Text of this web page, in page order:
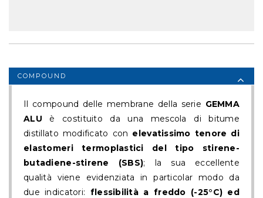
COMPOUND
Il compound delle membrane della serie GEMMA
ALU è costituito da una mescola di bitume
distillato modificato con elevatissimo tenore di
elastomeri termoplastici del tipo stirene-
butadiene-stirene (SBS); la sua eccellente
qualità viene evidenziata in particolar modo da
due indicatori: flessibilità a freddo (-25°C) ed